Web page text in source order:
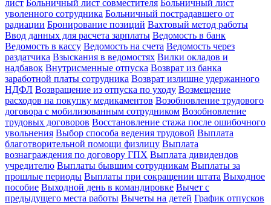
лист Больничный лист совместителя Больничный лист
уволенного сотрудника Больничный пострадавшего от
радиации Бронирование позиций Вахтовый метод работы
Ввод данных для расчета зарплаты Ведомость в банк
Ведомость в кассу Ведомость на счета Ведомость через
раздатчика Взыскания в ведомостях Вилки окладов и
надбавок Внутрисменные отпуска Возврат из банка
заработной платы сотрудника Возврат излишне удержанного
НДФЛ Возвращение из отпуска по уходу Возмещение
расходов на покупку медикаментов Возобновление трудового
договора с мобилизованным сотрудником Возобновление
трудовых договоров Восстановление стажа после ошибочного
увольнения Выбор способа ведения трудовой Выплата
благотворительной помощи физлицу Выплата
вознаграждения по договору ГПХ Выплата дивидендов
учредителю Выплаты бывшим сотрудникам Выплаты за
прошлые периоды Выплаты при сокращении штата Выходное
пособие Выходной день в командировке Вычет с
предыдущего места работы Вычеты на детей График отпусков